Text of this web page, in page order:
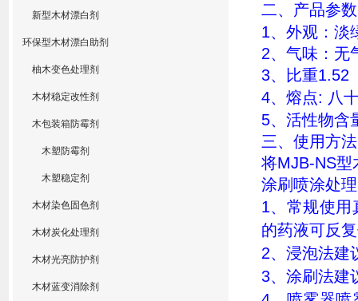
新型木材漂白剂
环保型木材漂白助剂
柚木变色处理剂
木材稳定改性剂
木包装箱防霉剂
木塑防霉剂
木塑稳定剂
木材染色固色剂
木材炭化处理剂
木材光亮防护剂
木材蓝变消除剂
二、产品参
1、外观：淡
2、气味：无
3、比重1.52
4、熔点: 八
5、活性物含
三、使用方
将MJB-NS型
涂刷喷涂处理
1、常规使用
的药液可反
2、浸泡法建
3、涂刷法建